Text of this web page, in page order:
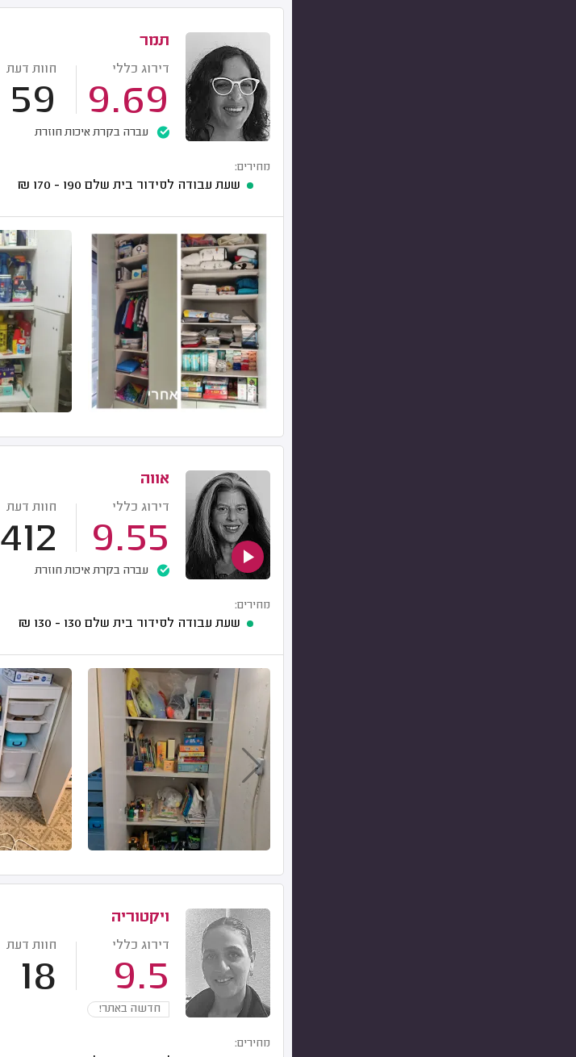
תמר
דירוג כללי
9.69
חוות דעת
59
עברה בקרת איכות חוזרת
מחירים:
שעת עבודה לסידור בית שלם 190 - 170
₪
אווה
דירוג כללי
9.55
חוות דעת
412
עברה בקרת איכות חוזרת
מחירים:
שעת עבודה לסידור בית שלם 130 - 130
₪
ויקטוריה
דירוג כללי
9.5
חוות דעת
18
חדשה באתר!
מחירים: